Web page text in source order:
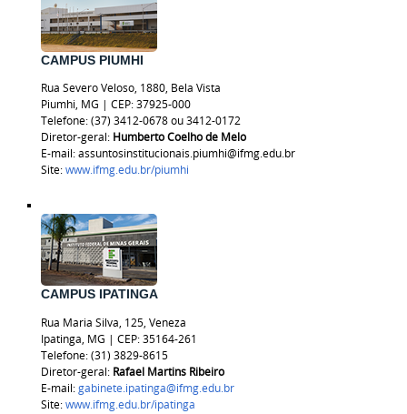
CAMPUS PIUMHI
Rua Severo Veloso, 1880, Bela Vista
Piumhi, MG | CEP: 37925-000
Telefone: (37) 3412-0678 ou 3412-0172
Diretor-geral: Humberto Coelho de Melo
E-mail: assuntosinstitucionais.piumhi@ifmg.edu.br
Site:www.ifmg.edu.br/piumhi
CAMPUS IPATINGA
Rua Maria Silva, 125, Veneza
Ipatinga, MG | CEP: 35164-261
Telefone: (31) 3829-8615
Diretor-geral: Rafael Martins Ribeiro
E-mail:gabinete.ipatinga@ifmg.edu.br
Site:www.ifmg.edu.br/ipatinga